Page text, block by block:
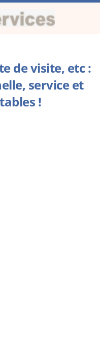
de visite, etc :
service et
!